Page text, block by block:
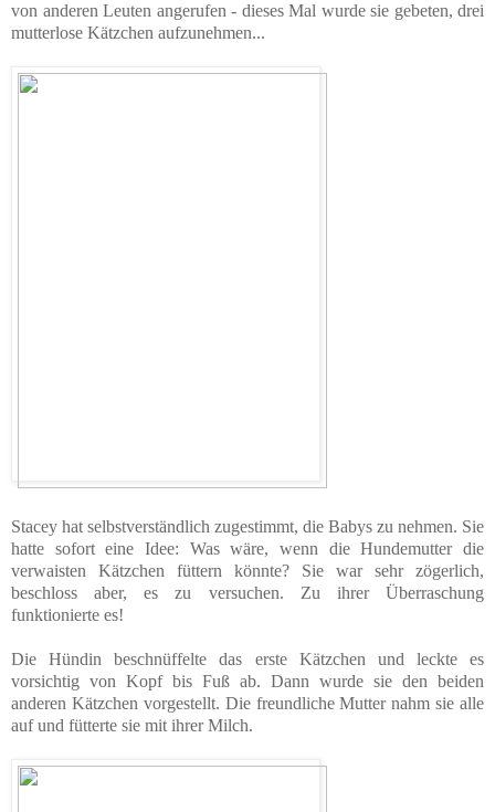
von anderen Leuten angerufen - dieses Mal wurde sie gebeten, drei
mutterlose Kätzchen aufzunehmen...
Stacey hat selbstverständlich zugestimmt, die Babys zu nehmen. Sie
hatte sofort eine Idee: Was wäre, wenn die Hundemutter die
verwaisten Kätzchen füttern könnte? Sie war sehr zögerlich,
beschloss aber, es zu versuchen. Zu ihrer Überraschung
funktionierte es!
Die Hündin beschnüffelte das erste Kätzchen und leckte es
vorsichtig von Kopf bis Fuß ab. Dann wurde sie den beiden
anderen Kätzchen vorgestellt. Die freundliche Mutter nahm sie alle
auf und fütterte sie mit ihrer Milch.